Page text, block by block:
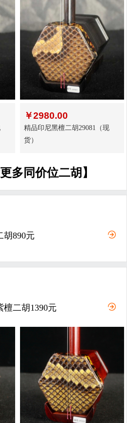
￥2980.00
精品印尼黑檀二胡29081（现
货）
多同价位二胡】
胡890元
二胡1390元